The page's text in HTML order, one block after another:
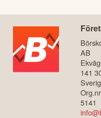
AB
141
5141